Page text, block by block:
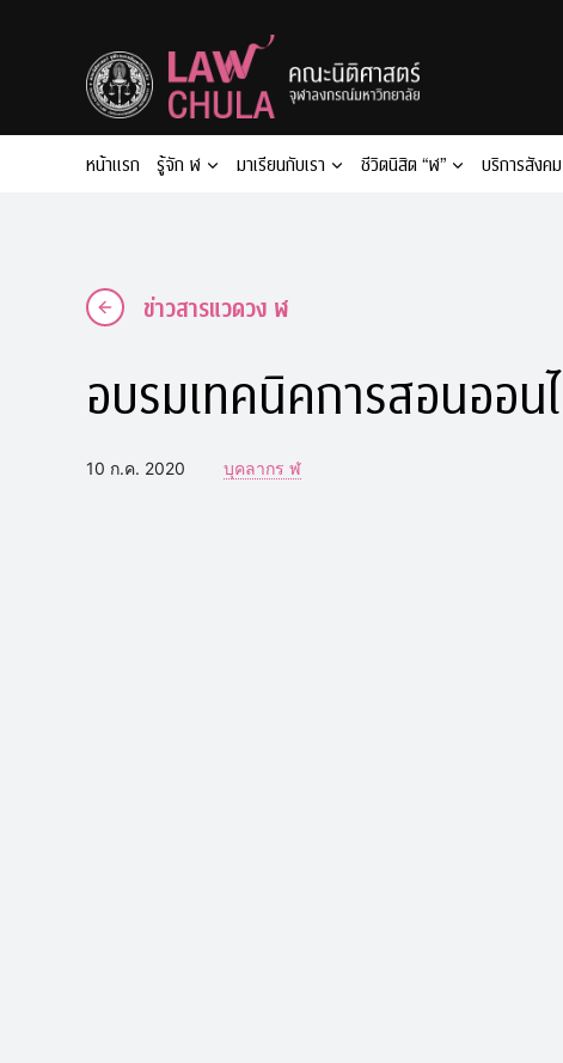
หน้าแรก รู้จัก ฬ มาเรียนกับเรา ชีวิตนิสิต “ฬ” บริการสังคม
ข่าวสารแวดวง ฬ
อบรมเทคนิคการสอนออน
10 ก.ค. 2020 บุคลากร ฬ